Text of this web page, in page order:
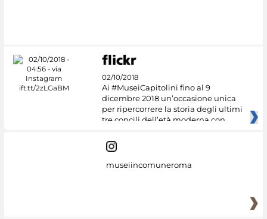
02/10/2018
Ai #MuseiCapitolini fino al 9
dicembre 2018 un’occasione unica
per ripercorrere la storia degli ultimi
tre concili dell’età moderna con
museiincomuneroma